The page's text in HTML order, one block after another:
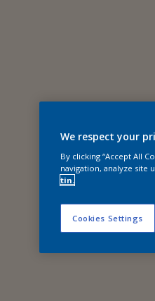
We respect your
By clicking “Accept All
navigation, analyze site
tin.
Cookies Settings